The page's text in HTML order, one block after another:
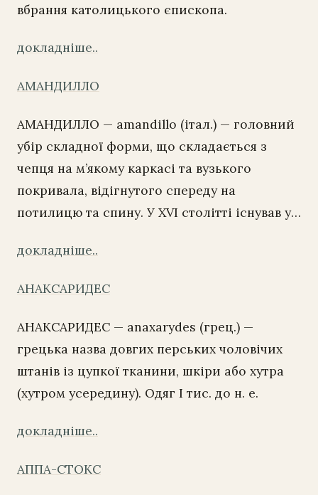
вбрання католицького єпископа.
докладніше..
АMАНДИЛЛО
AMАНДИЛЛО — amandillo (італ.) — головний
убір складної форми, що складається з
чепця на м’якому каркасі та вузького
покривала, відігнутого спереду на
потилицю та спину. У XVI столітті існував у…
докладніше..
АНАКСАРИДЕС
АНАКСАРИДЕС — anaxarydes (грец.) —
грецька назва довгих перських чоловічих
штанів із цупкої тканини, шкіри або хутра
(хутром усередину). Одяг I тис. до н. е.
докладніше..
АППА-СТОКС